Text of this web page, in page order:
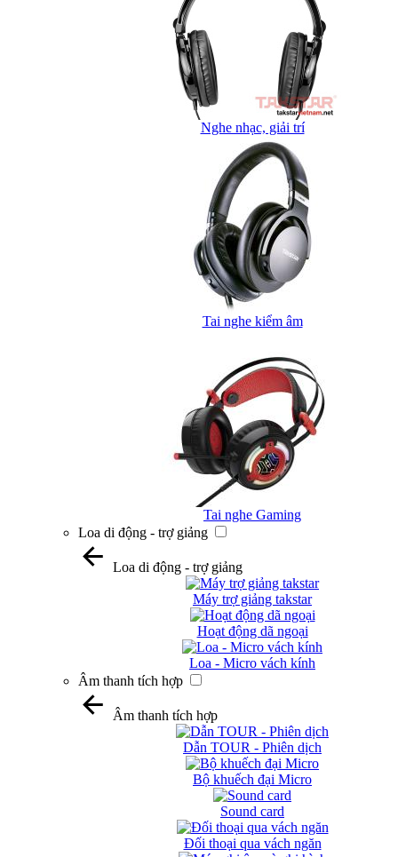
Nghe nhạc, giải trí
Tai nghe kiểm âm
Tai nghe Gaming
Loa di động - trợ giảng
Loa di động - trợ giảng
Máy trợ giảng takstar
Hoạt động dã ngoại
Loa - Micro vách kính
Âm thanh tích hợp
Âm thanh tích hợp
Dẫn TOUR - Phiên dịch
Bộ khuếch đại Micro
Sound card
Đối thoại qua vách ngăn